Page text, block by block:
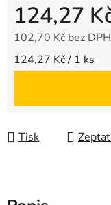
124,27
102,70 Kč bez DPH
Měrná cena:
124,27 Kč / 1 ks
Tisk